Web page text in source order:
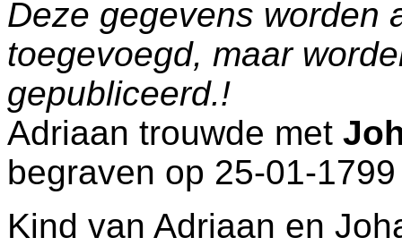
Deze gegevens worden
toegevoegd, maar
gepubliceerd.!
Adriaan trouwde met
begraven op 25-01-
Kind van Adriaan en